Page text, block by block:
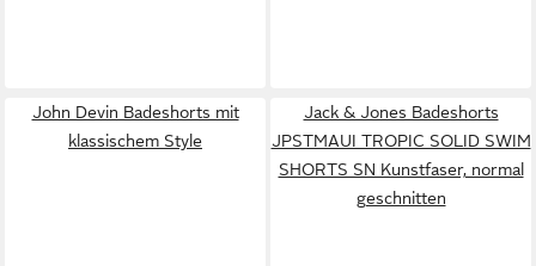
John Devin Badeshorts mit
klassischem Style
Jack & Jones Badeshorts
JPSTMAUI TROPIC SOLID SWIM
SHORTS SN Kunstfaser, normal
geschnitten